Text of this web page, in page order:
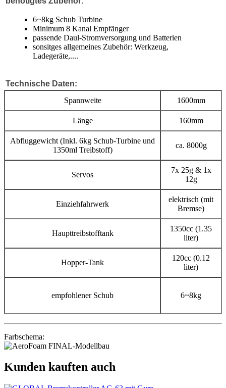
6~8kg Schub Turbine
Minimum 8 Kanal Empfänger
passende Daul-Stromversorgung und Batterien
sonsitges allgemeines Zubehör: Werkzeug,
Ladegeräte,....
Technische Daten:
Spannweite
1600mm
Länge 160mm
Abfluggewicht (Inkl. 6kg Schub-Turbine und
1350ml Treibstoff)
ca. 8000g
Servos
7x 25g & 1x
12g
Einziehfahrwerk
elektrisch (mit
Bremse)
Haupttreibstofftank
1350cc (1.35
liter)
Hopper-Tank
120cc (0.12
liter)
empfohlener Schub 6~8kg
Farbschema:
Kunden kauften auch